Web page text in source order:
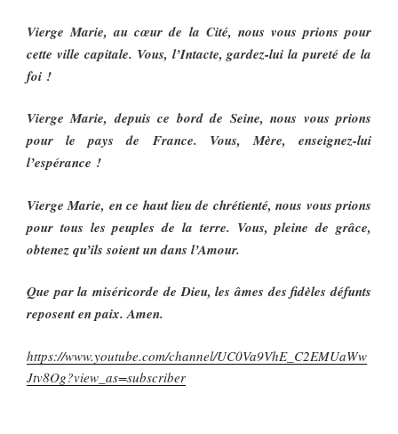
Vierge Marie, au cœur de la Cité, nous vous prions pour
cette ville capitale. Vous, l’Intacte, gardez-lui la pureté de la
foi !
Vierge Marie, depuis ce bord de Seine, nous vous prions
pour le pays de France. Vous, Mère, enseignez-lui
l’espérance !
Vierge Marie, en ce haut lieu de chrétienté, nous vous prions
pour tous les peuples de la terre. Vous, pleine de grâce,
obtenez qu’ils soient un dans l’Amour.
Que par la miséricorde de Dieu, les âmes des fidèles défunts
reposent en paix. Amen.
https://www.youtube.com/channel/UC0Va9VhE_C2EMUaWw
Jtv8Og?view_as=subscriber